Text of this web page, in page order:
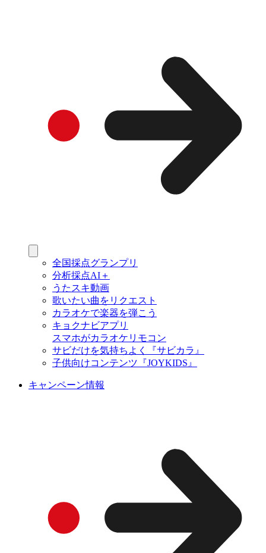
全国採点グランプリ
分析採点AI＋
うたスキ動画
歌いたい曲をリクエスト
カラオケで楽器を弾こう
キョクナビアプリ
スマホがカラオケリモコン
サビだけを気持ちよく『サビカラ』
子供向けコンテンツ『JOYKIDS』
キャンペーン情報